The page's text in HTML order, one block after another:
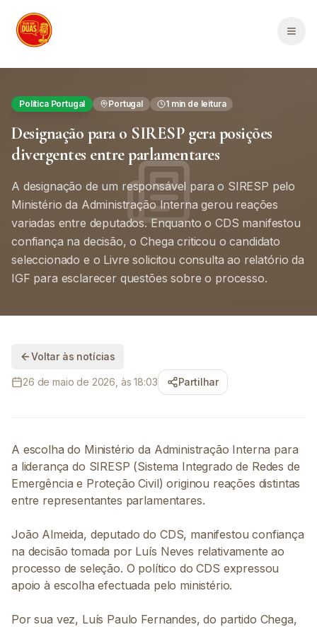
Política Portugal Portugal 1min de leitura
Designação para o SIRESP gera posições
divergentes entre parlamentares
A designação de um responsável para o SIRESP pelo
Ministério da Administração Interna gerou reações
variadas entre deputados. Enquanto o CDS manifestou
confiança na decisão, o Chega criticou o candidato
seleccionado e o Livre solicitou consulta ao relatório da
IGF para esclarecer questões sobre o processo.
Voltar às notícias
26 de maio de 2026, às 18:03 Partilhar
A escolha do Ministério da Administração Interna para
a liderança do SIRESP (Sistema Integrado de Redes de
Emergência e Proteção Civil) originou reações distintas
entre representantes parlamentares.
João Almeida, deputado do CDS, manifestou confiança
na decisão tomada por Luís Neves relativamente ao
processo de seleção. O político do CDS expressou
apoio à escolha efectuada pelo ministério.
Por sua vez, Luís Paulo Fernandes, do partido Chega,